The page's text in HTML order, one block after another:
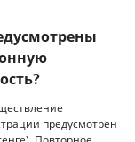
предусмотрен